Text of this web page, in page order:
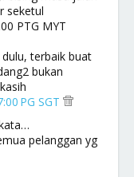
seketul
PTG MYT
terbaik buat
bukan
PG SGT
pelanggan yg